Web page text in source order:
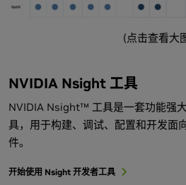
NVIDIA Nsight 工具
NVIDIA Nsight™ 工具是一套功能强
具，用于构建、调试、配置和开发面
件。
开始使用 Nsight 开发者工具
(点击查看大